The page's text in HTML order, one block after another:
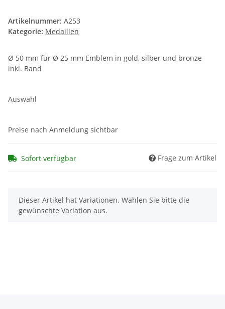
Artikelnummer: A253
Kategorie: Medaillen
Ø 50 mm für Ø 25 mm Emblem in gold, silber und bronze
inkl. Band
Auswahl
Preise nach Anmeldung sichtbar
Sofort verfügbar Frage zum Artikel
x
Dieser Artikel hat Variationen. Wählen Sie bitte die
gewünschte Variation aus.